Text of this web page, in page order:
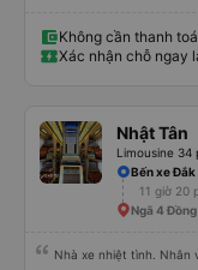
Không cần thanh
Xác nhận chỗ ngay
Nhật Tân
Limousine 34
Bến xe Đắk
11 giờ 20
Ngã 4
Nhà xe nhiệt tình. Nhân